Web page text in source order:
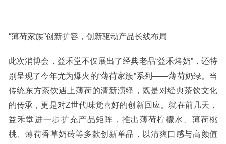
“薄荷家族”创新扩容，创新驱动产品长线布局
此次消博会，益禾堂不仅展出了经典老品“益禾烤奶”，还特
别呈现了今年尤为爆火的“薄荷家族”系列——薄荷奶绿。当
传统东方茶饮遇上薄荷的清新演绎，既是对经典茶饮文化
的传承，更是对Z世代味觉喜好的创新回应。就在前几天，
益禾堂进一步扩充产品矩阵，推出薄荷柠檬水、薄荷桃
桃、薄荷香草奶砖等多款创新单品，以清爽口感与高颜值